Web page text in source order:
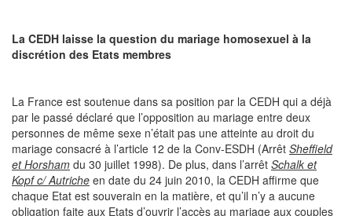
La CEDH laisse la question du mariage homosexuel à la
discrétion des Etats membres
La France est soutenue dans sa position par la CEDH qui a déjà
par le passé déclaré que l’opposition au mariage entre deux
personnes de même sexe n’était pas une atteinte au droit du
mariage consacré à l’article 12 de la Conv-ESDH (Arrêt Sheffield
et Horsham du 30 juillet 1998). De plus, dans l’arrêt Schalk et
Kopf c/ Autriche en date du 24 juin 2010, la CEDH affirme que
chaque Etat est souverain en la matière, et qu’il n’y a aucune
obligation faite aux Etats d’ouvrir l’accès au mariage aux couples